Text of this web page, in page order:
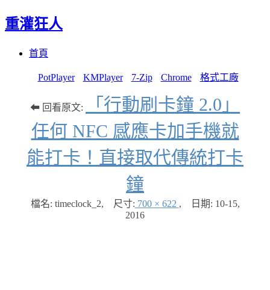
重灌狂人
首頁
PotPlayer KMPlayer 7-Zip Chrome 格式工廠
⬅ 回看原文:
「行動刷卡鐘 2.0」
任何 NFC 感應卡加手機就
能打卡！直接取代傳統打卡
鐘
檔名: timeclock_2, 尺寸: 700 × 622 , 日期: 10-15,
2016